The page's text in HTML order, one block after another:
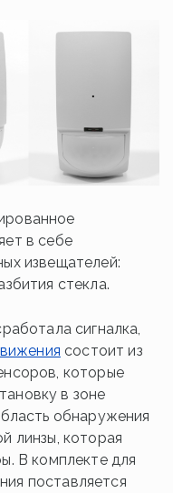
в себе
извещателей:
стекла.
сигналка,
состоит из
которые
в зоне
обнаружения
линзы, которая
В комплекте для
поставляется